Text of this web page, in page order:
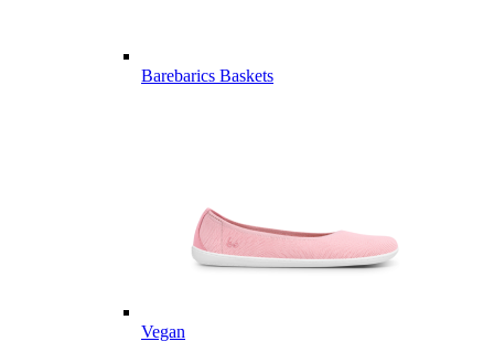
Barebarics Baskets
Vegan